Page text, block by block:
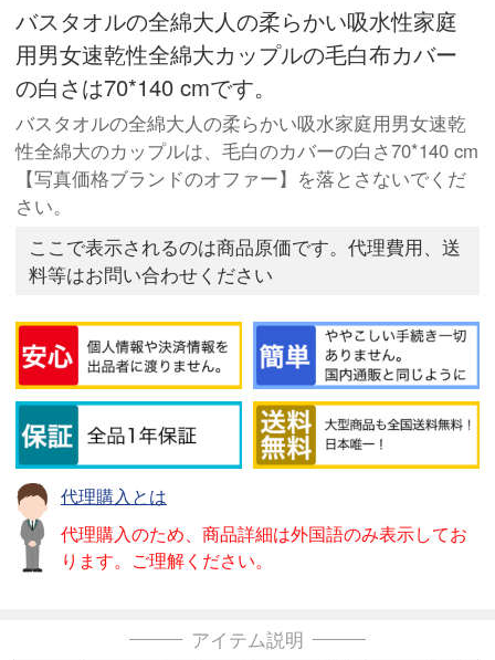
バスタオルの全綿大人の柔らかい吸水性家庭
用男女速乾性全綿大カップルの毛白布カバー
の白さは70*140 cmです。
バスタオルの全綿大人の柔らかい吸水家庭用男女速乾
性全綿大のカップルは、毛白のカバーの白さ70*140 cm
【写真価格ブランドのオファー】を落とさないでくだ
さい。
ここで表示されるのは商品原価です。代理費用、送
料等はお問い合わせください
代理購入とは
代理購入のため、商品詳細は外国語のみ表示してお
ります。ご理解ください。
アイテム説明